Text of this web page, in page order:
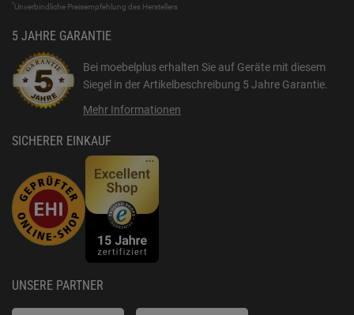
*Unverbindliche Preisempfehlung des Herstellers
5 JAHRE GARANTIE
Bei moebelplus erhalten Sie auf Geräte mit diesem
Siegel in der Artikelbeschreibung 5 Jahre Garantie.
Mehr Informationen
SICHERER EINKAUF
UNSERE PARTNER